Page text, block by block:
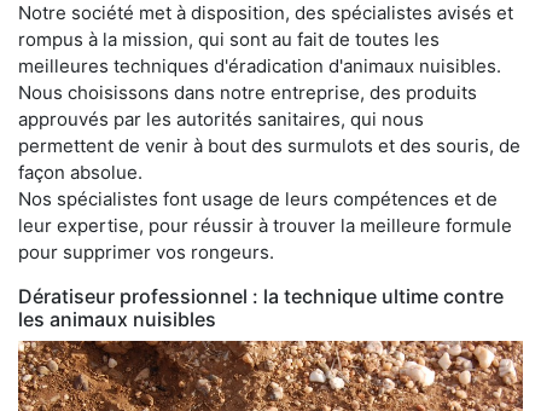
Notre société met à disposition, des spécialistes avisés et
rompus à la mission, qui sont au fait de toutes les
meilleures techniques d'éradication d'animaux nuisibles.
Nous choisissons dans notre entreprise, des produits
approuvés par les autorités sanitaires, qui nous
permettent de venir à bout des surmulots et des souris, de
façon absolue.
Nos spécialistes font usage de leurs compétences et de
leur expertise, pour réussir à trouver la meilleure formule
pour supprimer vos rongeurs.
Dératiseur professionnel : la technique ultime contre
les animaux nuisibles